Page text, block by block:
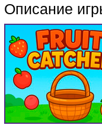
Описание